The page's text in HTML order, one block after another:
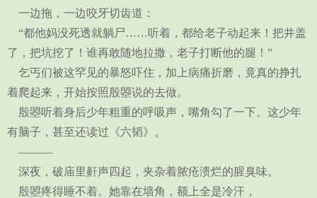
一边拖，一边咬牙切齿道：
“都他妈没死透就躺尸……听着，都给老子动起来！把井盖
了，把坑挖了！谁再敢随地拉撒，老子打断他的腿！”
乞丐们被这罕见的暴怒吓住，加上病痛折磨，竟真的挣扎
着爬起来，开始按照殷曌说的去做。
殷曌听着身后少年粗重的呼吸声，嘴角勾了一下。这少年
有脑子，甚至还读过《六韬》。
———
深夜，破庙里鼾声四起，夹杂着脓疮溃烂的腥臭味。
殷曌疼得睡不着。她靠在墙角，额上全是冷汗，